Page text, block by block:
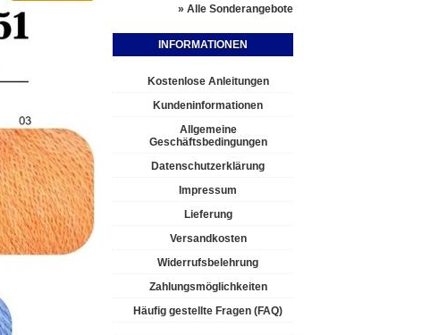
» Alle Sonderangebote
INFORMATIONEN
Kostenlose Anleitungen
Kundeninformationen
Allgemeine
Geschäftsbedingungen
Datenschutzerklärung
Impressum
Lieferung
Versandkosten
Widerrufsbelehrung
Zahlungsmöglichkeiten
Häufig gestellte Fragen (FAQ)